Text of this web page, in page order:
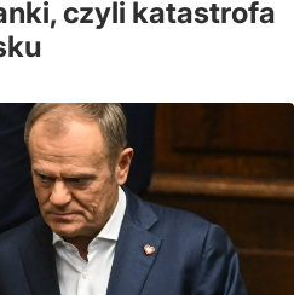
czyli katastrofa